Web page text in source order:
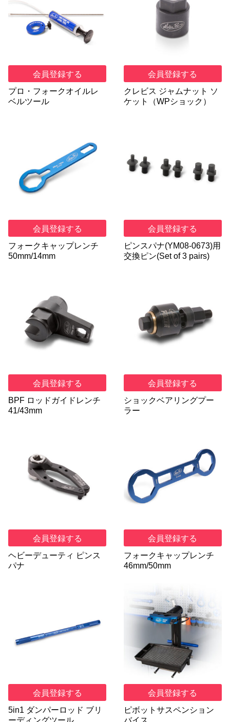
会員登録する
プロ・フォークオイルレ
ベルツール
会員登録する
クレビス ジャムナット ソ
ケット（WPショック）
会員登録する
フォークキャップレンチ
50mm/14mm
会員登録する
ピンスパナ(YM08-0673)用
交換ピン(Set of 3 pairs)
会員登録する
BPF ロッドガイドレンチ
41/43mm
会員登録する
ショックベアリングプー
ラー
会員登録する
ヘビーデューティ ピンス
パナ
会員登録する
フォークキャップレンチ
46mm/50mm
会員登録する
5in1 ダンパーロッド ブリ
ーディングツール
会員登録する
ピボットサスペンション
バイス